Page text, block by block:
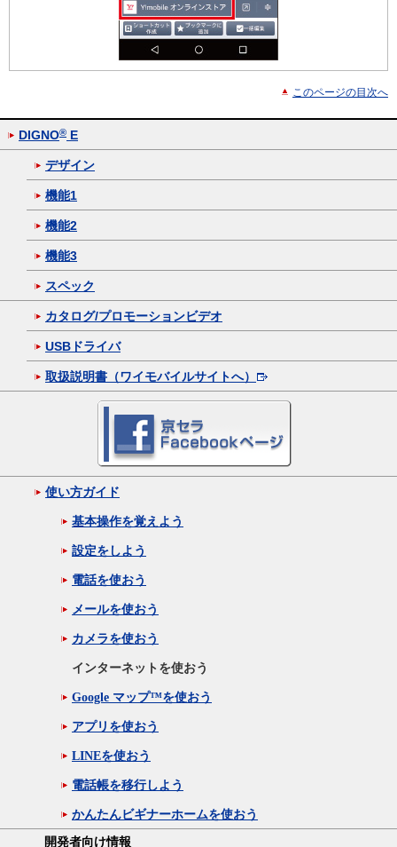
このページの目次へ
DIGNO® E
デザイン
機能1
機能2
機能3
スペック
カタログ/プロモーションビデオ
USBドライバ
取扱説明書（ワイモバイルサイトへ）
使い方ガイド
基本操作を覚えよう
設定をしよう
電話を使おう
メールを使おう
カメラを使おう
インターネットを使おう
Google マップ™を使おう
アプリを使おう
LINEを使おう
電話帳を移行しよう
かんたんビギナーホームを使おう
開発者向け情報